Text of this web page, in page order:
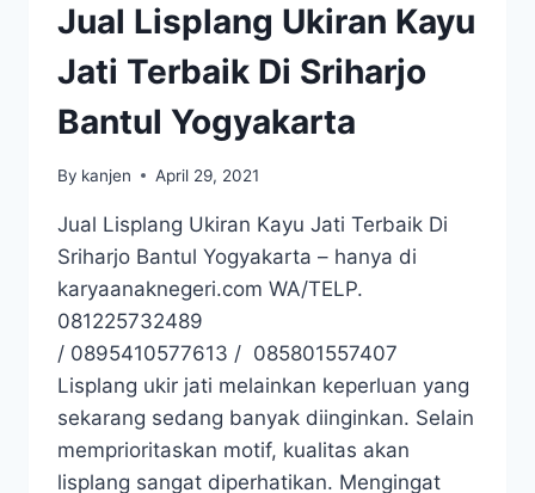
Jual Lisplang Ukiran Kayu
Jati Terbaik Di Sriharjo
Bantul Yogyakarta
By kanjen April 29, 2021
Jual Lisplang Ukiran Kayu Jati Terbaik Di
Sriharjo Bantul Yogyakarta – hanya di
karyaanaknegeri.com WA/TELP.
081225732489
/ 0895410577613 / 085801557407
Lisplang ukir jati melainkan keperluan yang
sekarang sedang banyak diinginkan. Selain
memprioritaskan motif, kualitas akan
lisplang sangat diperhatikan. Mengingat